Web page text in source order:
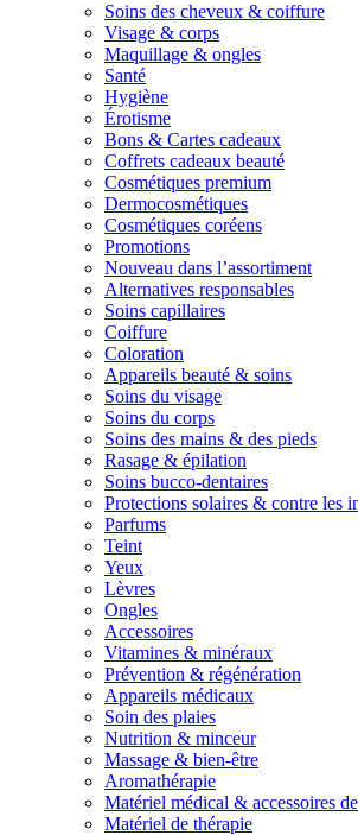
Soins des cheveux & coiffure
Visage & corps
Maquillage & ongles
Santé
Hygiène
Érotisme
Bons & Cartes cadeaux
Coffrets cadeaux beauté
Cosmétiques premium
Dermocosmétiques
Cosmétiques coréens
Promotions
Nouveau dans l’assortiment
Alternatives responsables
Soins capillaires
Coiffure
Coloration
Appareils beauté & soins
Soins du visage
Soins du corps
Soins des mains & des pieds
Rasage & épilation
Soins bucco-dentaires
Protections solaires & contre les
Parfums
Teint
Yeux
Lèvres
Ongles
Accessoires
Vitamines & minéraux
Prévention & régénération
Appareils médicaux
Soin des plaies
Nutrition & minceur
Massage & bien-être
Aromathérapie
Matériel médical & accessoires
Matériel de thérapie